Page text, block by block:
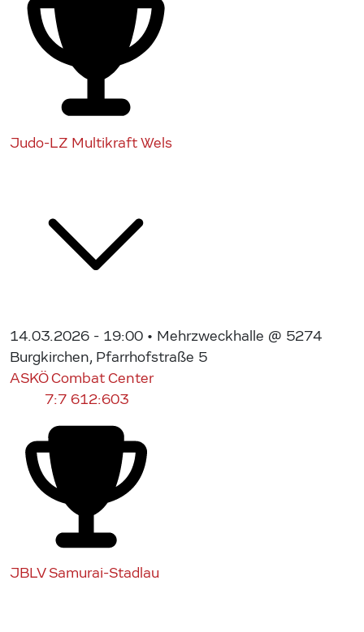
Judo-LZ Multikraft Wels
14.03.2026 - 19:00 • Mehrzweckhalle @ 5274
Burgkirchen, Pfarrhofstraße 5
ASKÖ Combat Center
7:7 612:603
JBLV Samurai-Stadlau